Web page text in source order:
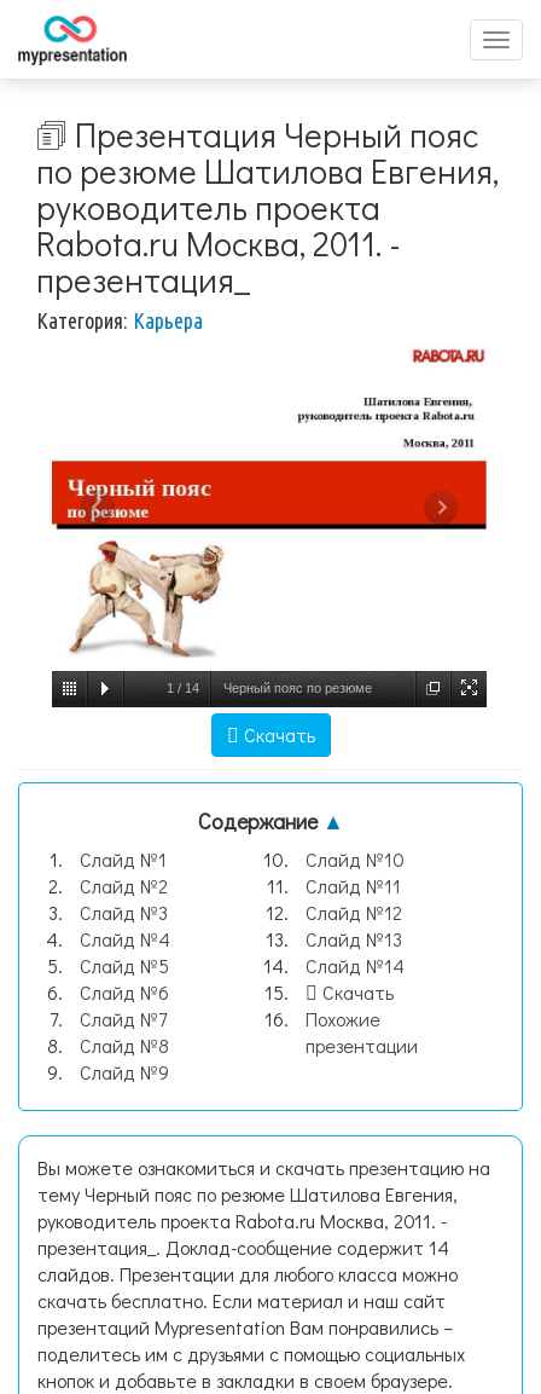
меню
🗊 Презентация Черный пояс
по резюме Шатилова Евгения,
руководитель проекта
Rabota.ru Москва, 2011. -
презентация_
Категория: Карьера
1 / 14 Черный пояс по резюме
Rabota.ru Москва, 2011. - презентация_,
Скачать
Содержание ▲
Слайд №1
Слайд №2
Слайд №3
Слайд №4
Слайд №5
Слайд №6
Слайд №7
Слайд №8
Слайд №9
Слайд №10
Слайд №11
Слайд №12
Слайд №13
Слайд №14
Скачать
Похожие
презентации
Вы можете ознакомиться и скачать презентацию на
тему Черный пояс по резюме Шатилова Евгения,
руководитель проекта Rabota.ru Москва, 2011. -
презентация_. Доклад-сообщение содержит 14
слайдов. Презентации для любого класса можно
скачать бесплатно. Если материал и наш сайт
презентаций Mypresentation Вам понравились –
поделитесь им с друзьями с помощью социальных
кнопок и добавьте в закладки в своем браузере.